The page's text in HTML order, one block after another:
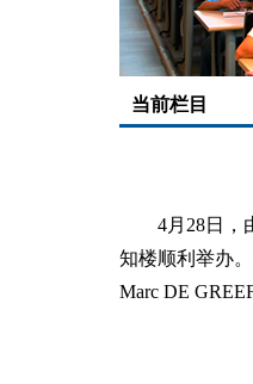
当前栏目
4月28日，
知楼顺利举办
Marc DE